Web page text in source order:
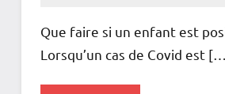
Que faire si un enfant est
Lorsqu’un cas de Covid est